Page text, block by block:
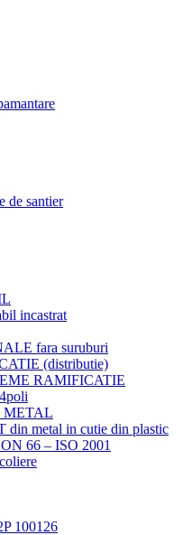
de santier
incastrat
fara suruburi
(distributie)
RAMIFICATIE
METAL
metal in cutie din plastic
66 – ISO 2001
100126